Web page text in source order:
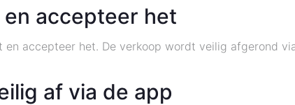
accepteer het
accepteer het. De verkoop wordt veilig afgerond
af via de app